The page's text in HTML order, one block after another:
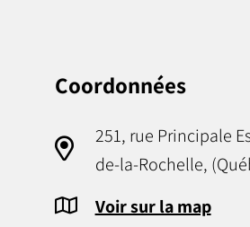
Coordonnées
251, rue Principale
de-la-Rochelle,
Voir sur la map